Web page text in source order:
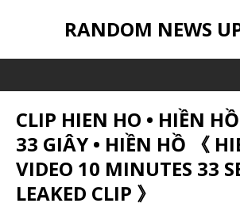
RANDOM NEWS
CLIP HIEN HO • HIỀN
33 GIÂY • HIỀN HỒ 《
VIDEO 10 MINUTES 33
LEAKED CLIP 》